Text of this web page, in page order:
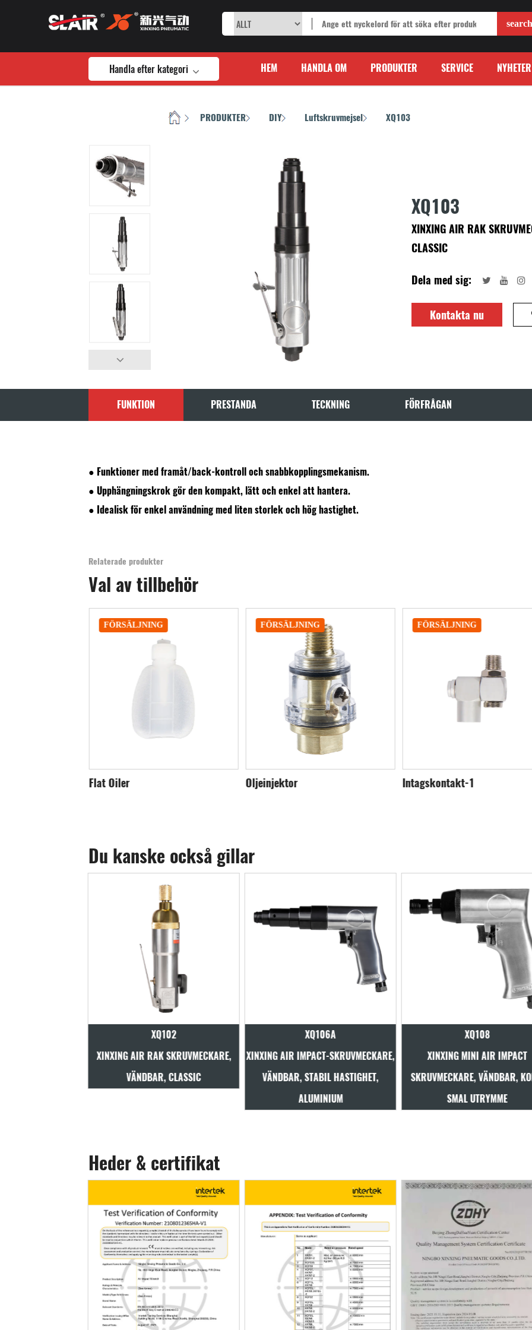
Handla efter kategori HEM HANDLA OM PRODUKTER SERVICE NYHETER
HEM / PRODUKTER DIY Luftskruvmejsel XQ103
XQ103
XINXING AIR RAK
CLASSIC
Dela med sig:
Kontakta nu
FUNKTION PRESTANDA TECKNING FÖRFRÅGAN
● Funktioner med framåt/back-kontroll och snabbkopplingsmekanism.
● Upphängningskrok gör den kompakt, lätt och enkel att hantera.
● Idealisk för enkel användning med liten storlek och hög hastighet.
Relaterade produkter
Val av tillbehör
FÖRSÄLJNING
Oljeinjektor
FÖRSÄLJNING
Intagskontakt-1
FÖRSÄLJNING
Intagskontakt-2
Du kanske också gillar
XQ106A
XINXING AIR IMPACT-SKRUVMECKARE,
VÄNDBAR, STABIL HASTIGHET,
XQ108
XINXING MINI AIR IMPACT
SKRUVMECKARE, VÄNDBAR, KORT,
SMAL UTRYMME
XQ109
XINXING AIR RAK
VÄNDBAR, HEAVY DUTY
Heder & certifikat